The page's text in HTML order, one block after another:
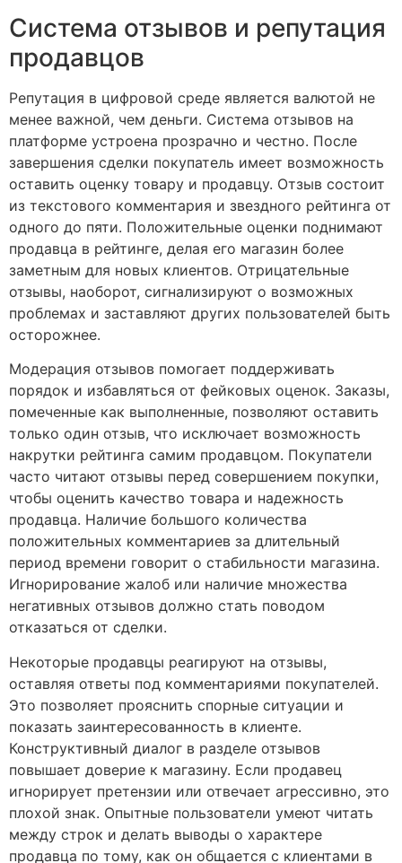
Система отзывов и репутация
продавцов
Репутация в цифровой среде является валютой не
менее важной, чем деньги. Система отзывов на
платформе устроена прозрачно и честно. После
завершения сделки покупатель имеет возможность
оставить оценку товару и продавцу. Отзыв состоит
из текстового комментария и звездного рейтинга от
одного до пяти. Положительные оценки поднимают
продавца в рейтинге, делая его магазин более
заметным для новых клиентов. Отрицательные
отзывы, наоборот, сигнализируют о возможных
проблемах и заставляют других пользователей быть
осторожнее.
Модерация отзывов помогает поддерживать
порядок и избавляться от фейковых оценок. Заказы,
помеченные как выполненные, позволяют оставить
только один отзыв, что исключает возможность
накрутки рейтинга самим продавцом. Покупатели
часто читают отзывы перед совершением покупки,
чтобы оценить качество товара и надежность
продавца. Наличие большого количества
положительных комментариев за длительный
период времени говорит о стабильности магазина.
Игнорирование жалоб или наличие множества
негативных отзывов должно стать поводом
отказаться от сделки.
Некоторые продавцы реагируют на отзывы,
оставляя ответы под комментариями покупателей.
Это позволяет прояснить спорные ситуации и
показать заинтересованность в клиенте.
Конструктивный диалог в разделе отзывов
повышает доверие к магазину. Если продавец
игнорирует претензии или отвечает агрессивно, это
плохой знак. Опытные пользователи умеют читать
между строк и делать выводы о характере
продавца по тому, как он общается с клиентами в